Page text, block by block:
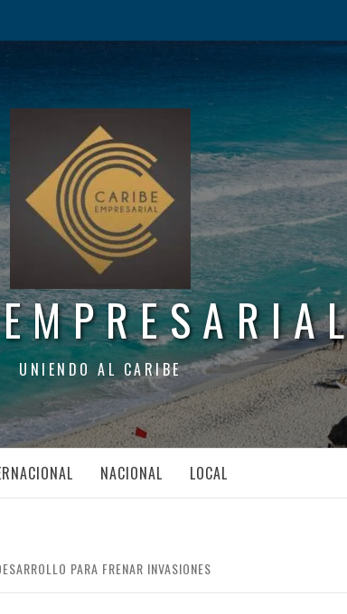
UNIENDO AL CARIBE
NACIONAL LOCAL
PARA FRENAR INVASIONES